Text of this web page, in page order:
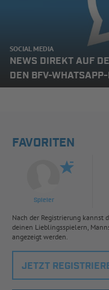
SOCIAL MEDIA
NEWS DIREKT AUF
DEN BFV-
FAVORITEN
Spieler
Nach der Registrierung kannst
deinen Lieblingsspielern,
angezeigt werden.
JETZT